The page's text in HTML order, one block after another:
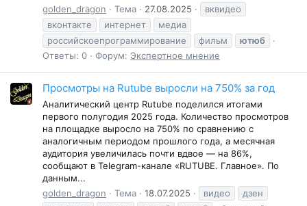
golden_dragon
Тема 27.08.2025
вквидео
вконтакте
интернет
медиа
российскоепрограммирование
фильм
ютюб
Ответы: 0
Форум: Экспертное мнение
Просмотры на Rutube выросли на 750% за год
Аналитический центр Rutube поделился итогами
первого полугодия 2025 года. Количество просмотров
на площадке выросло на 750% по сравнению с
аналогичным периодом прошлого года, а месячная
аудитория увеличилась почти вдвое — на 86%,
сообщают в Telegram-канале «RUTUBE. Главное». По
данным...
golden_dragon
Тема 18.07.2025 видео
дзен